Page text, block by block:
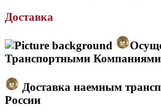
Доставка
Транспортными Компаниями
Доставка наемным
России